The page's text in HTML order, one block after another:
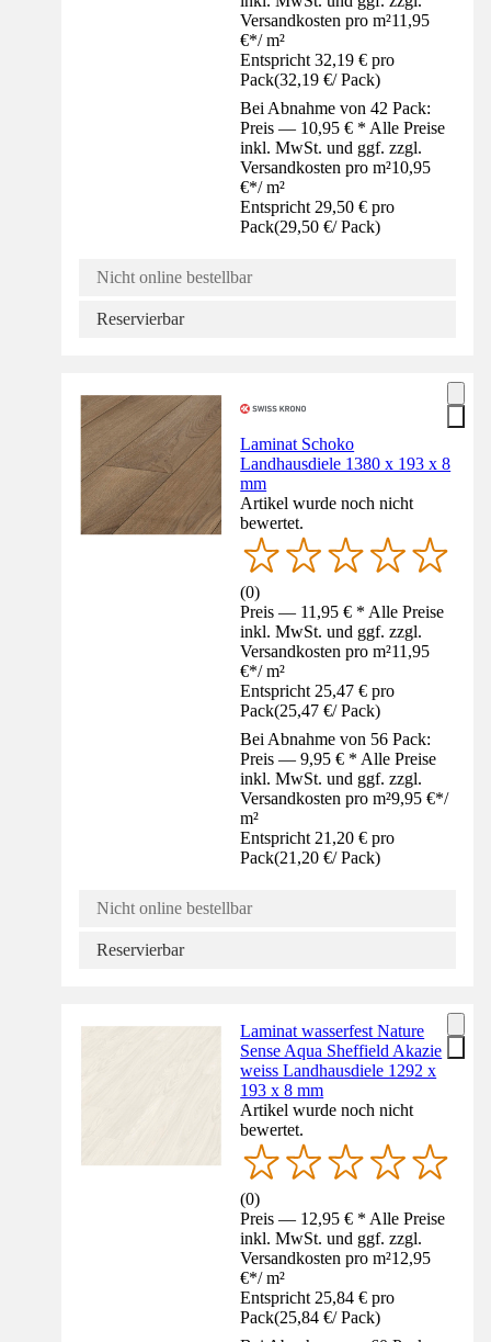
Versandkosten pro m²11,95
€*/ m²
Entspricht 32,19 € pro
Pack(32,19 €/ Pack)
Bei Abnahme von 42 Pack:
Preis — 10,95 € * Alle Preise
inkl. MwSt. und ggf. zzgl.
Versandkosten pro m²10,95
€*/ m²
Entspricht 29,50 € pro
Pack(29,50 €/ Pack)
Nicht online bestellbar
Reservierbar
Laminat Schoko
Landhausdiele 1380 x 193 x 8
mm
Artikel wurde noch nicht
bewertet.
(0)
Preis — 11,95 € * Alle Preise
inkl. MwSt. und ggf. zzgl.
Versandkosten pro m²11,95
€*/ m²
Entspricht 25,47 € pro
Pack(25,47 €/ Pack)
Bei Abnahme von 56 Pack:
Preis — 9,95 € * Alle Preise
inkl. MwSt. und ggf. zzgl.
Versandkosten pro m²9,95 €*/
m²
Entspricht 21,20 € pro
Pack(21,20 €/ Pack)
Nicht online bestellbar
Reservierbar
Laminat wasserfest Nature
Sense Aqua Sheffield Akazie
weiss Landhausdiele 1292 x
193 x 8 mm
Artikel wurde noch nicht
bewertet.
(0)
Preis — 12,95 € * Alle Preise
inkl. MwSt. und ggf. zzgl.
Versandkosten pro m²12,95
€*/ m²
Entspricht 25,84 € pro
Pack(25,84 €/ Pack)